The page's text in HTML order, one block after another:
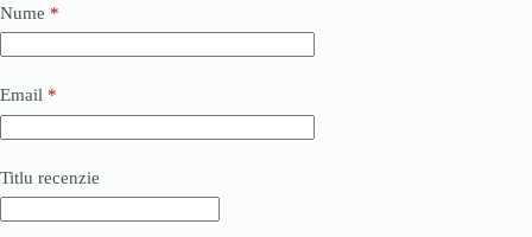
Nume *
Email *
Titlu recenzie